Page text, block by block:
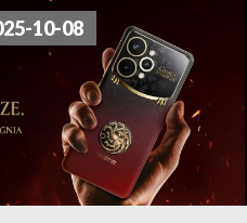
10-08